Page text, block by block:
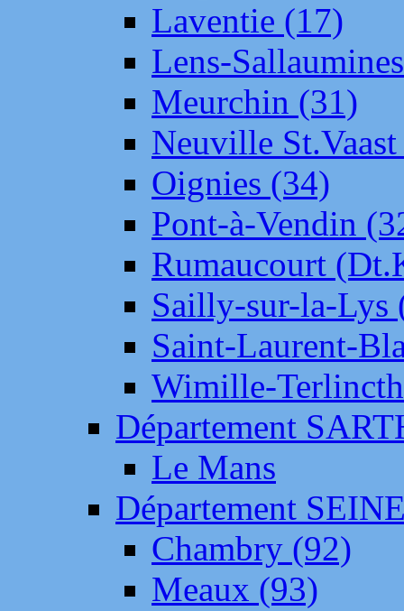
Laventie (17)
Lens-
Meurchin (31)
Neuville
Oignies (34)
Pont-à-Vendin
Rumaucourt
Sailly-sur-la-Lys
Saint-Laurent-
Wimille-
Département
Le Mans
Département
Chambry (92)
Meaux (93)